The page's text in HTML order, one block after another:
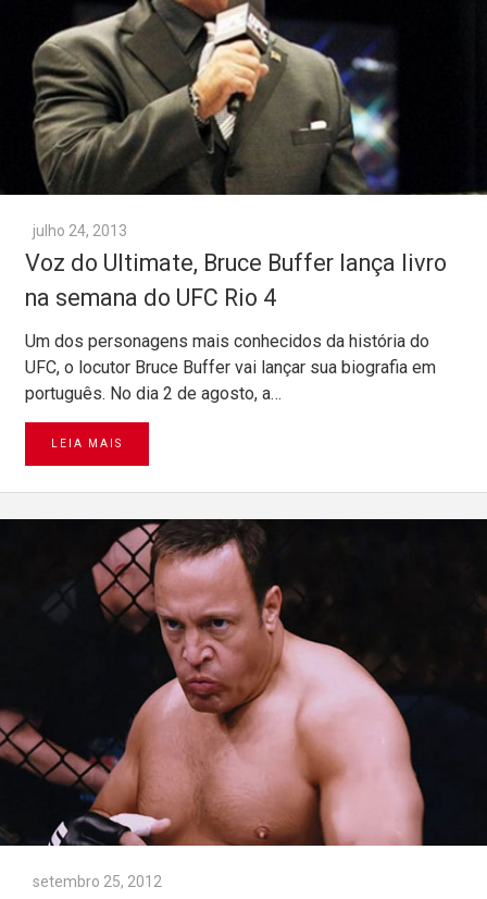
julho 24, 2013
Voz do Ultimate, Bruce Buffer lança livro
na semana do UFC Rio 4
Um dos personagens mais conhecidos da história do
UFC, o locutor Bruce Buffer vai lançar sua biografia em
português. No dia 2 de agosto, a…
LEIA MAIS
setembro 25, 2012